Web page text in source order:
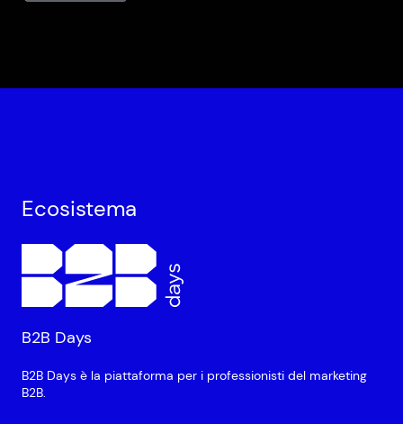
Ecosistema
B2B Days
B2B Days è la piattaforma per i professionisti del marketing
B2B.